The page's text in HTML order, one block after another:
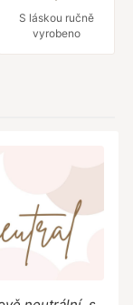
S láskou ručně
vyrobeno